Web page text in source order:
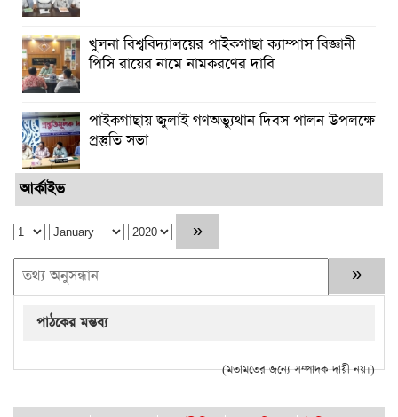
খুলনা বিশ্ববিদ্যালয়ের পাইকগাছা ক্যাম্পাস বিজ্ঞানী
পিসি রায়ের নামে নামকরণের দাবি
পাইকগাছায় জুলাই গণঅভ্যুথান দিবস পালন উপলক্ষে
প্রস্তুতি সভা
আর্কাইভ
পাঠকের মন্তব্য
(মতামতের জন্যে সম্পাদক দায়ী নয়।)